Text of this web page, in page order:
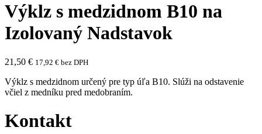
Výklz s medzidnom B10 na
Izolovaný Nadstavok
21,50 € 17,92 € bez DPH
Výklz s medzidnom určený pre typ úľa B10. Slúži na odstavenie
včiel z medníku pred medobraním.
Kontakt